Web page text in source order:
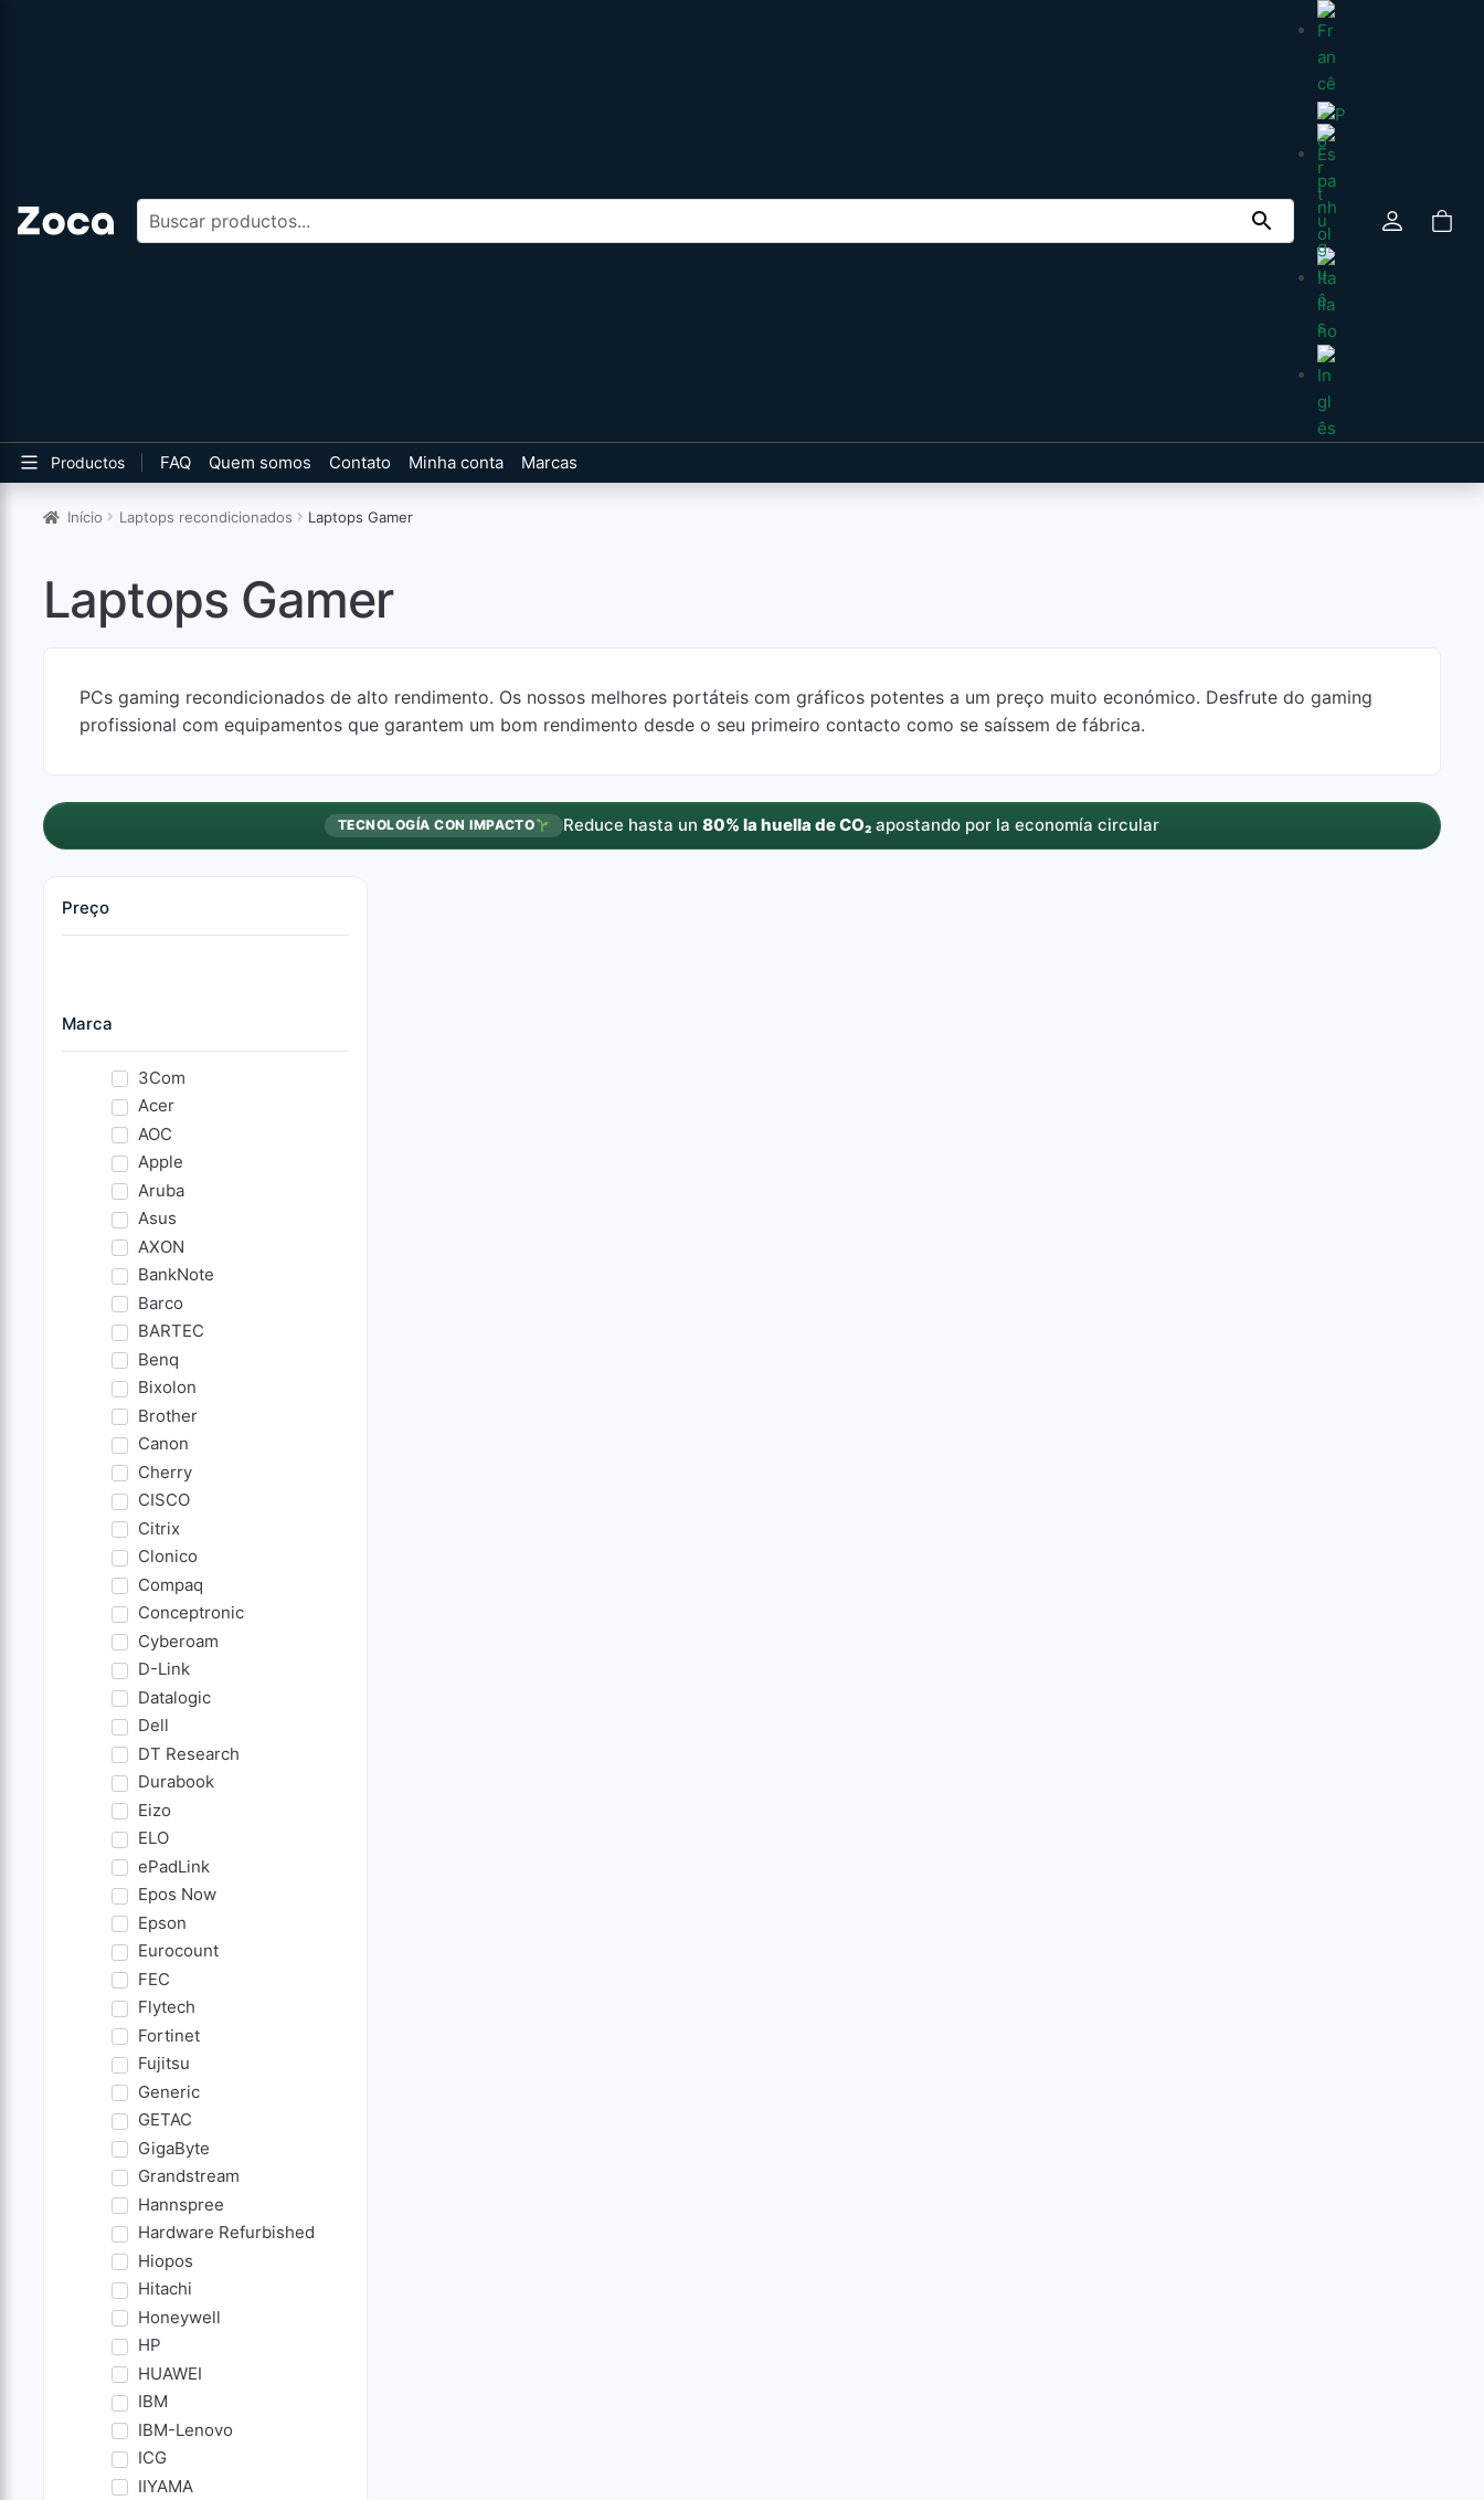
Buscar productos
Productos FAQ Quem somos Contato Minha conta Marcas
Início Laptops recondicionados Laptops Gamer
Laptops Gamer
PCs gaming recondicionados de alto rendimento. Os nossos melhores portáteis com gráficos potentes a um preço muito económico. Desfrute do gaming
profissional com equipamentos que garantem um bom rendimento desde o seu primeiro contacto como se saíssem de fábrica.
TECNOLOGÍA CON IMPACTO Reduce hasta un80% la huella de CO₂ apostando por la economía circular
Preço
Marca
3Com
Acer
AOC
Apple
Aruba
Asus
AXON
BankNote
Barco
BARTEC
Benq
Bixolon
Brother
Canon
Cherry
CISCO
Citrix
Clonico
Compaq
Conceptronic
Cyberoam
D-Link
Datalogic
Dell
DT Research
Durabook
Eizo
ELO
ePadLink
Epos Now
Epson
Eurocount
FEC
Flytech
Fortinet
Fujitsu
Generic
GETAC
GigaByte
Grandstream
Hannspree
Hardware Refurbished
Hiopos
Hitachi
Honeywell
HP
HUAWEI
IBM
IBM-Lenovo
ICG
IIYAMA